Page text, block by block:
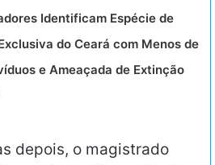
Identificam Espécie de
do Ceará com Menos de
e Ameaçada de Extinção
depois, o magistrado